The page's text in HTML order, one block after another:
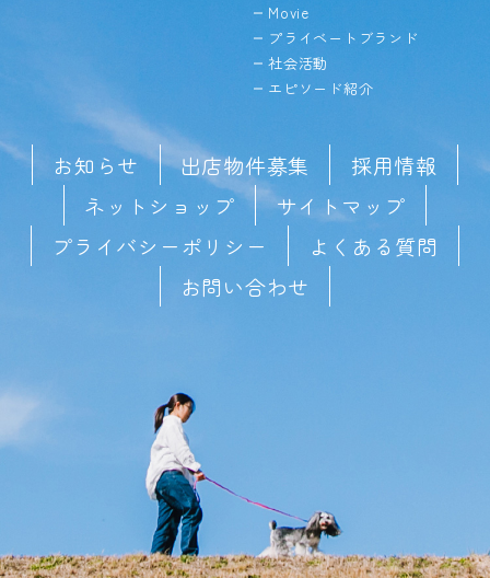
Movie
プライベートブランド
社会活動
エピソード紹介
お知らせ 出店物件募集
採用情報
ネットショップ
サイトマップ
プライバシーポリシー
よくある質問
お問い合わせ